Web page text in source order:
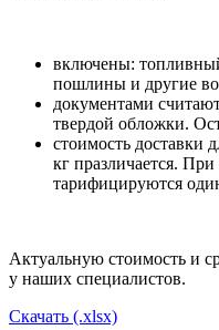
включены:
пошлины и другие
документами
твердой обложки.
стоимость доставки
кг празличается.
тарифицируются
Актуальную стоимость и
у наших специалистов.
Скачать (.xlsx)